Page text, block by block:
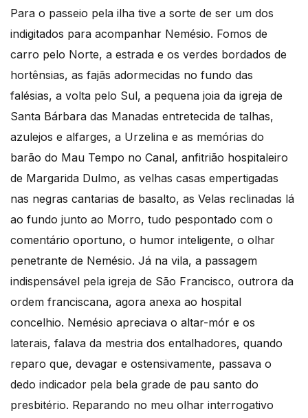
Para o passeio pela ilha tive a sorte de ser um dos
indigitados para acompanhar Nemésio. Fomos de
carro pelo Norte, a estrada e os verdes bordados de
hortênsias, as fajãs adormecidas no fundo das
falésias, a volta pelo Sul, a pequena joia da igreja de
Santa Bárbara das Manadas entretecida de talhas,
azulejos e alfarges, a Urzelina e as memórias do
barão do Mau Tempo no Canal, anfitrião hospitaleiro
de Margarida Dulmo, as velhas casas empertigadas
nas negras cantarias de basalto, as Velas reclinadas lá
ao fundo junto ao Morro, tudo pespontado com o
comentário oportuno, o humor inteligente, o olhar
penetrante de Nemésio. Já na vila, a passagem
indispensável pela igreja de São Francisco, outrora da
ordem franciscana, agora anexa ao hospital
concelhio. Nemésio apreciava o altar-mór e os
laterais, falava da mestria dos entalhadores, quando
reparo que, devagar e ostensivamente, passava o
dedo indicador pela bela grade de pau santo do
presbitério. Reparando no meu olhar interrogativo